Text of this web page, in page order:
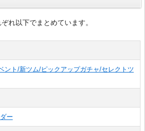
れ以下でまとめています。
ント/新ツム/ピックアップガチャ/セレクトツ
ー